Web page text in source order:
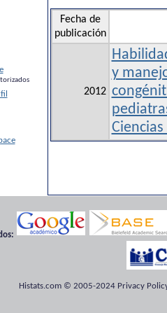
Fecha de
publicación
2012
y
Histats.com © 2005-2024 Privacy